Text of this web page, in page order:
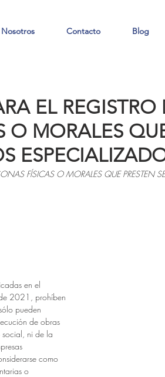
Nosotros Contacto Blog
EL REGISTRO
O MORALES
FÍSICAS O MORALES QUE PRESTEN
en el
2021, prohíben
pueden
de obras
ni de la
como
o